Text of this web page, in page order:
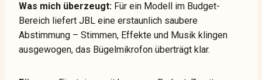
Was mich überzeugt: Für ein Modell im Budget-
Bereich liefert JBL eine erstaunlich saubere
Abstimmung – Stimmen, Effekte und Musik klingen
ausgewogen, das Bügelmikrofon überträgt klar.